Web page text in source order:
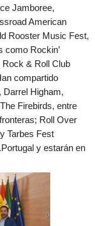
Jamboree,
American
Rooster Music Fest,
Rockin’
& Roll Club
compartido
Darrel Higham,
Firebirds, entre
Roll Over
Tarbes Fest
y estarán en